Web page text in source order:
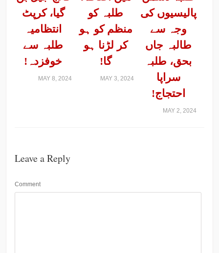
گیا، کرپٹ
انتظامیہ
طلبہ سے
خوفزدہ!
MAY 8, 2024
طلبہ کو
منظم کو ہو
کر لڑنا ہو
گا!
MAY 3, 2024
پالیسیوں کی
وجہ سے
طالبہ جاں
بحق، طلبہ
سراپا
احتجاج!
MAY 2, 2024
Leave a Reply
Comment